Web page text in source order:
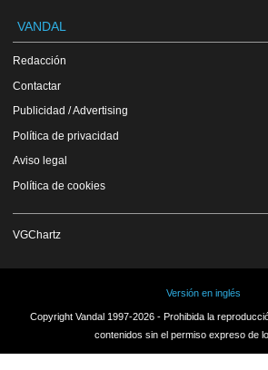
VANDAL
Redacción
Contactar
Publicidad / Advertising
Política de privacidad
Aviso legal
Política de cookies
VGChartz
Versión en inglés
Copyright Vandal 1997-2026 - Prohibida la
contenidos sin el permiso expreso de